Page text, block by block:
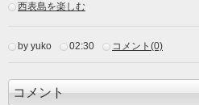
西表島を楽しむ
by yuko 02:30 コメント(0)
コメント